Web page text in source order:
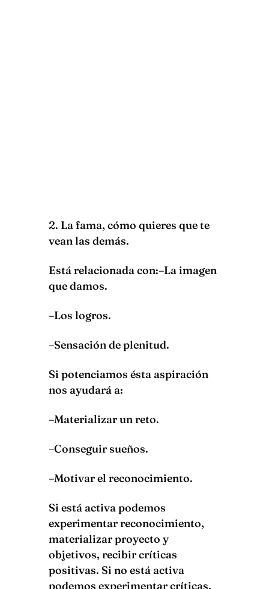
2. La fama, cómo quieres que te
vean las demás.
Está relacionada con:–La imagen
que damos.
–Los logros.
–Sensación de plenitud.
Si potenciamos ésta aspiración
nos ayudará a:
–Materializar un reto.
–Conseguir sueños.
–Motivar el reconocimiento.
Si está activa podemos
experimentar reconocimiento,
materializar proyecto y
objetivos, recibir críticas
positivas. Si no está activa
podemos experimentar críticas,